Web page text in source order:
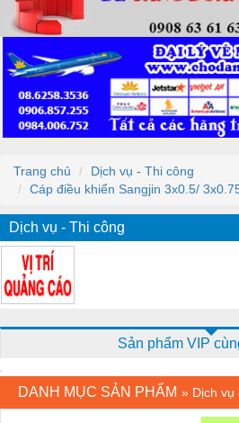
Trang chủ
Dịch vụ - Thi công
Cáp điều khiển Sangjin 3x0.5/
Dịch vụ - Thi công
Sản phẩm VIP
DANH MỤC SẢN PHẨM » Dịch vụ